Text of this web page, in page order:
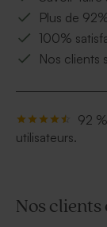
Plus de
100%
Nos clients
92
utilisateurs.
Nos clients